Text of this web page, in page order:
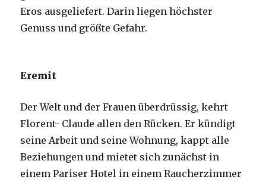
Eros ausgeliefert. Darin liegen höchster
Genuss und größte Gefahr.
Eremit
Der Welt und der Frauen überdrüssig, kehrt
Florent- Claude allen den Rücken. Er kündigt
seine Arbeit und seine Wohnung, kappt alle
Beziehungen und mietet sich zunächst in
einem Pariser Hotel in einem Raucherzimmer